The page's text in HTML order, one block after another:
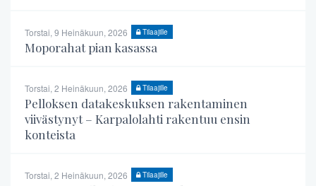
Torstai, 9 Heinäkuun, 2026 Tilaajille
Moporahat pian kasassa
Torstai, 2 Heinäkuun, 2026 Tilaajille
Pelloksen datakeskuksen rakentaminen
viivästynyt – Karpalolahti rakentuu ensin
konteista
Torstai, 2 Heinäkuun, 2026 Tilaajille